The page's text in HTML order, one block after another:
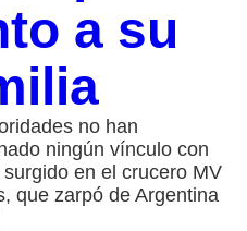
a su
no han
ningún vínculo con
en el crucero MV
que zarpó de Argentina